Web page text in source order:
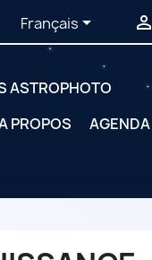
Français 
ASTROPHOTO
PROPOS AGENDA